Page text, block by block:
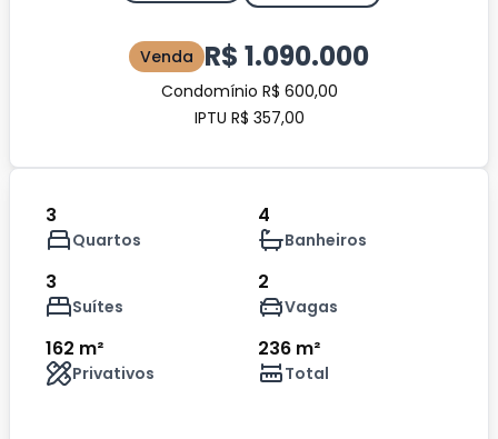
Venda R$ 1.090.000
Condomínio R$ 600,00
IPTU R$ 357,00
3
Quartos
4
Banheiros
3
Suítes
2
Vagas
162 m²
Privativos
236 m²
Total